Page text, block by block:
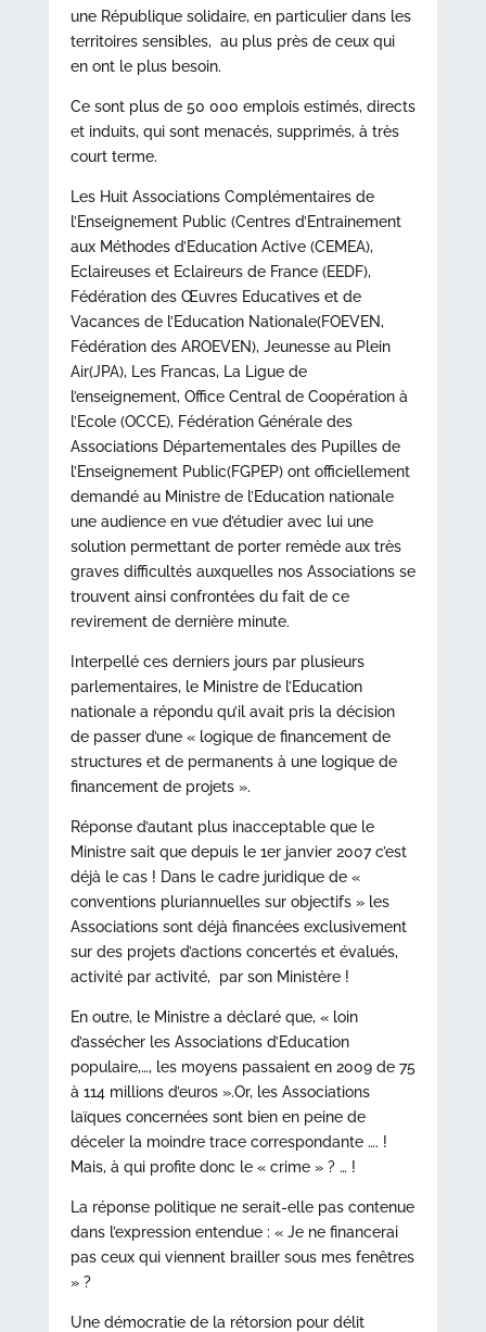
une République solidaire, en particulier dans les
territoires sensibles, au plus près de ceux qui
en ont le plus besoin.
Ce sont plus de 50 000 emplois estimés, directs
et induits, qui sont menacés, supprimés, à très
court terme.
Les Huit Associations Complémentaires de
l’Enseignement Public (Centres d’Entrainement
aux Méthodes d’Education Active (CEMEA),
Eclaireuses et Eclaireurs de France (EEDF),
Fédération des Œuvres Educatives et de
Vacances de l’Education Nationale(FOEVEN,
Fédération des AROEVEN), Jeunesse au Plein
Air(JPA), Les Francas, La Ligue de
l’enseignement, Office Central de Coopération à
l’Ecole (OCCE), Fédération Générale des
Associations Départementales des Pupilles de
l’Enseignement Public(FGPEP) ont officiellement
demandé au Ministre de l’Education nationale
une audience en vue d’étudier avec lui une
solution permettant de porter remède aux très
graves difficultés auxquelles nos Associations se
trouvent ainsi confrontées du fait de ce
revirement de dernière minute.
Interpellé ces derniers jours par plusieurs
parlementaires, le Ministre de l’Education
nationale a répondu qu’il avait pris la décision
de passer d’une « logique de financement de
structures et de permanents à une logique de
financement de projets ».
Réponse d’autant plus inacceptable que le
Ministre sait que depuis le 1er janvier 2007 c’est
déjà le cas ! Dans le cadre juridique de «
conventions pluriannuelles sur objectifs » les
Associations sont déjà financées exclusivement
sur des projets d’actions concertés et évalués,
activité par activité, par son Ministère !
En outre, le Ministre a déclaré que, « loin
d’assécher les Associations d’Education
populaire,…, les moyens passaient en 2009 de 75
à 114 millions d’euros ».Or, les Associations
laïques concernées sont bien en peine de
déceler la moindre trace correspondante …. !
Mais, à qui profite donc le « crime » ? … !
La réponse politique ne serait-elle pas contenue
dans l’expression entendue : « Je ne financerai
pas ceux qui viennent brailler sous mes fenêtres
» ?
Une démocratie de la rétorsion pour délit